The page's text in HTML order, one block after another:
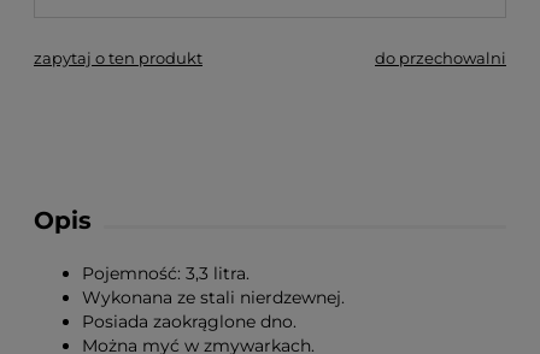
zapytaj o ten produkt do przechowalni
Opis
Pojemność: 3,3 litra.
Wykonana ze stali nierdzewnej.
Posiada zaokrąglone dno.
Można myć w zmywarkach.